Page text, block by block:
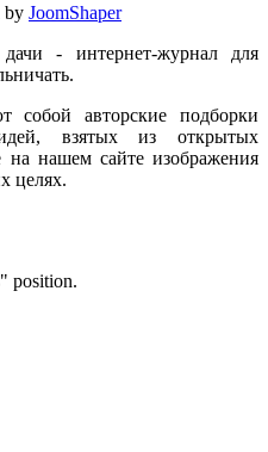
by JoomShaper
- интернет-журнал для
собой авторские подборки
взятых из открытых
нашем сайте изображения
целях.
position.